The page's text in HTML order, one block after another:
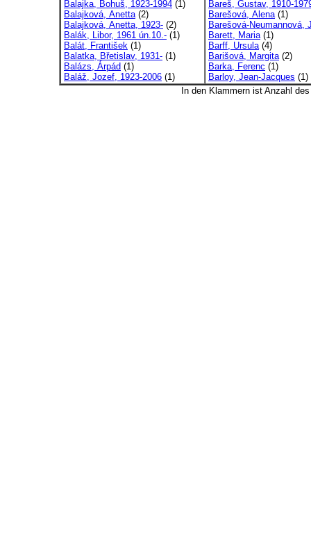
Balajka, Bohuš, 1923-1994 (1)
Balajková, Anetta(2)
Balajková, Anetta, 1923- (2)
Balák, Libor, 1961 ún.10.- (1)
Balát, František (1)
Balatka, Břetislav, 1931- (1)
Balázs, Árpád (1)
Baláž, Jozef, 1923-2006 (1)
Bareš, Gustav, 1910-
Barešová, Alena(1)
Barešová-Neumannová,
Barett, Maria(1)
Barff, Ursula(4)
Barišová, Margita(2)
Barka, Ferenc (1)
Barloy, Jean-Jacques (1)
In den Klammern ist Anzahl